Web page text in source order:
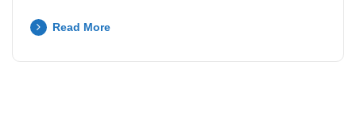
Read More